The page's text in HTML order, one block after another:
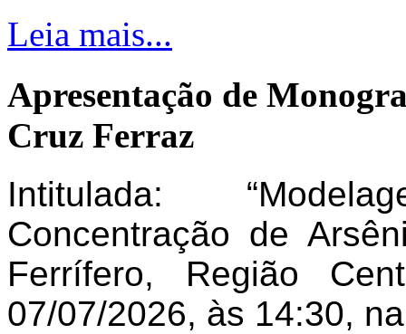
Leia mais...
Apresentação de
Cruz Ferraz
Intitulada:
Concentração de
Ferrífero, Região
07/07/2026, às 14:30,